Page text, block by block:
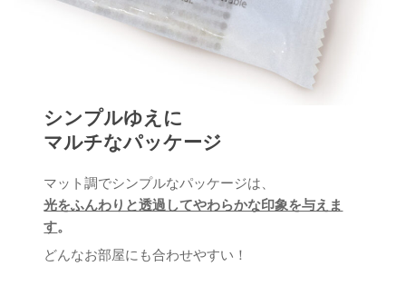
シンプルゆえに
マルチなパッケージ
マット調でシンプルなパッケージは、
光をふんわりと透過してやわらかな印象を与えま
す。
どんなお部屋にも合わせやすい！